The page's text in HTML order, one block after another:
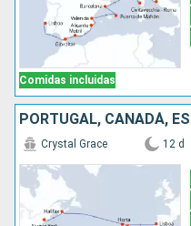
Comidas incluidas
Crystal Grace 12 d